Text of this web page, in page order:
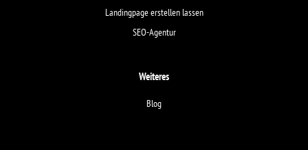
Landingpage erstellen lassen
SEO-Agentur
Weiteres
Blog